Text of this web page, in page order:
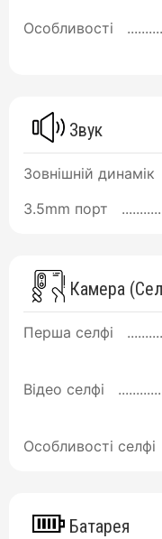
Особливості
Звук
Зовнішній динамік
3.5mm порт
Камера
Перша селфі
Відео селфі
Особливості селфі
Батарея